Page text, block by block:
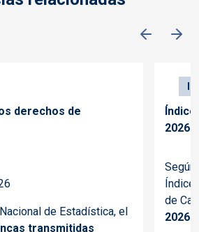
derechos de
de Estadística, el
transmitidas
2026
Índice
de
2026